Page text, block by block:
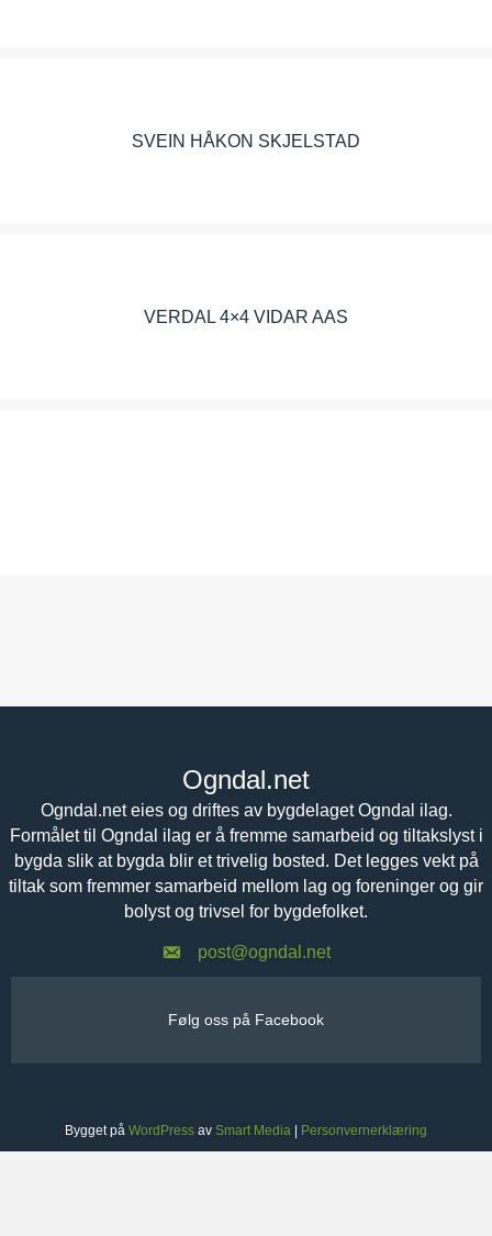
SVEIN HÅKON SKJELSTAD
VERDAL 4×4 VIDAR AAS
Ogndal.net
Ogndal.net eies og driftes av bygdelaget Ogndal ilag.
Formålet til Ogndal ilag er å fremme samarbeid og tiltakslyst i
bygda slik at bygda blir et trivelig bosted. Det legges vekt på
tiltak som fremmer samarbeid mellom lag og foreninger og gir
bolyst og trivsel for bygdefolket.
post@ogndal.net
Følg oss på Facebook
Bygget på WordPress av Smart Media Personvernerklæring